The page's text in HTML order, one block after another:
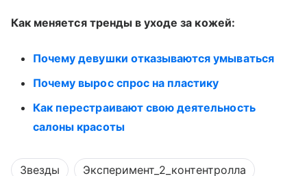
Как меняется тренды в уходе за кожей:
Почему девушки отказываются умываться
Почему вырос спрос на пластику
Как перестраивают свою деятельность
салоны красоты
Звезды Эксперимент_2_контентролла